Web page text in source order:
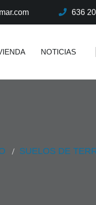
636
NOTICIAS
SUELOS DE